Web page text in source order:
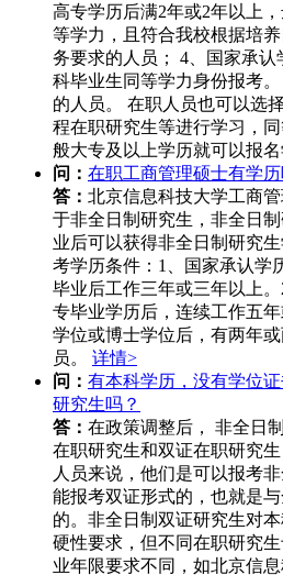
高专学历后满2年或2年以上
等学力，且符合我校根据培
务要求的人员； 4、国家承
科毕业生同等学力身份报考
的人员。 在职人员也可以选
程在职研究生等进行学习，
般大专及以上学历就可以报名
问： 在职工商管理硕士有学历
答： 北京信息科技大学工商
于非全日制研究生，非全日
业后可以获得非全日制研究
考学历条件：1、国家承认学
毕业后工作三年或三年以上
专毕业学历后，连续工作五
学位或博士学位后，有两年
员。 详情>
问： 有本科学历，没有学位
研究生吗？
答： 在政策调整后， 非全日
在职研究生和双证在职研究
人员来说，他们是可以报考
能报考双证形式的，也就是
的。非全日制双证研究生对
硬性要求，但不同在职研究
业年限要求不同，如北京信